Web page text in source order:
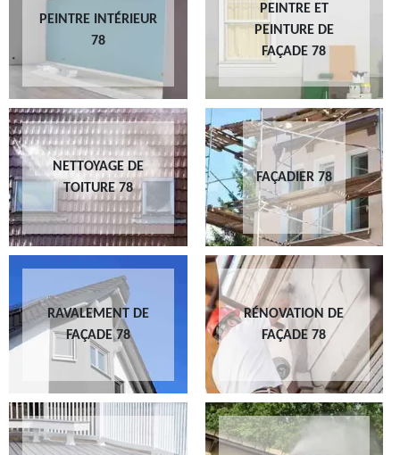
PEINTRE INTÉRIEUR
78
PEINTRE ET
PEINTURE DE
FAÇADE 78
NETTOYAGE DE
TOITURE 78
FAÇADIER 78
RAVALEMENT DE
FAÇADE 78
RÉNOVATION DE
FAÇADE 78